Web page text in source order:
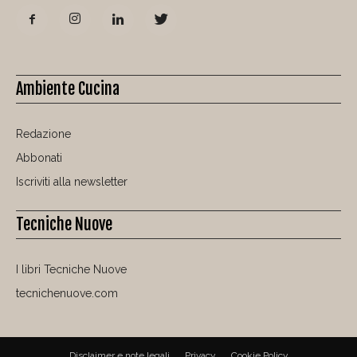
Ambiente Cucina
Redazione
Abbonati
Iscriviti alla newsletter
Tecniche Nuove
I libri Tecniche Nuove
tecnichenuove.com